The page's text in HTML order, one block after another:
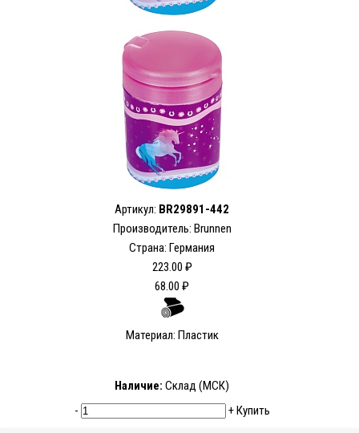
Артикул: BR29891-442
Производитель: Brunnen
Страна: Германия
223.00 ₽
68.00 ₽
Материал: Пластик
Наличие: Склад (МСК)
-
+Купить